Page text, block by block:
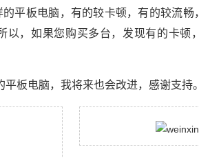
平板电脑，有的较卡顿，有的较流畅
以，如果您购买多台，发现有的卡顿
板电脑，我将来也会改进，感谢支持